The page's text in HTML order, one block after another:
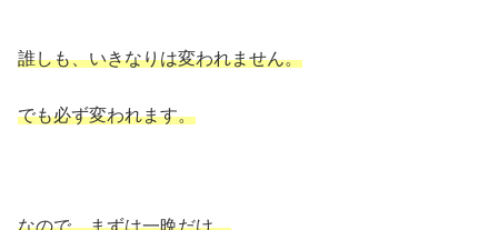
誰しも、いきなりは変われません。
でも必ず変われます。